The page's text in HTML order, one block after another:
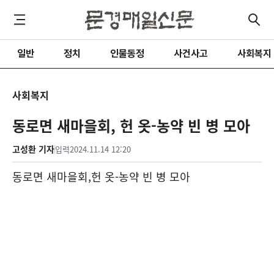
일반 정치 인물동정 사건사고 사회복지
사회복지
동로면 새마을회, 헌 옷-농약 빈 병 모아
고성환 기자입력2024.11.14 12:20
동로면 새마을회,헌 옷-농약 빈 병 모아